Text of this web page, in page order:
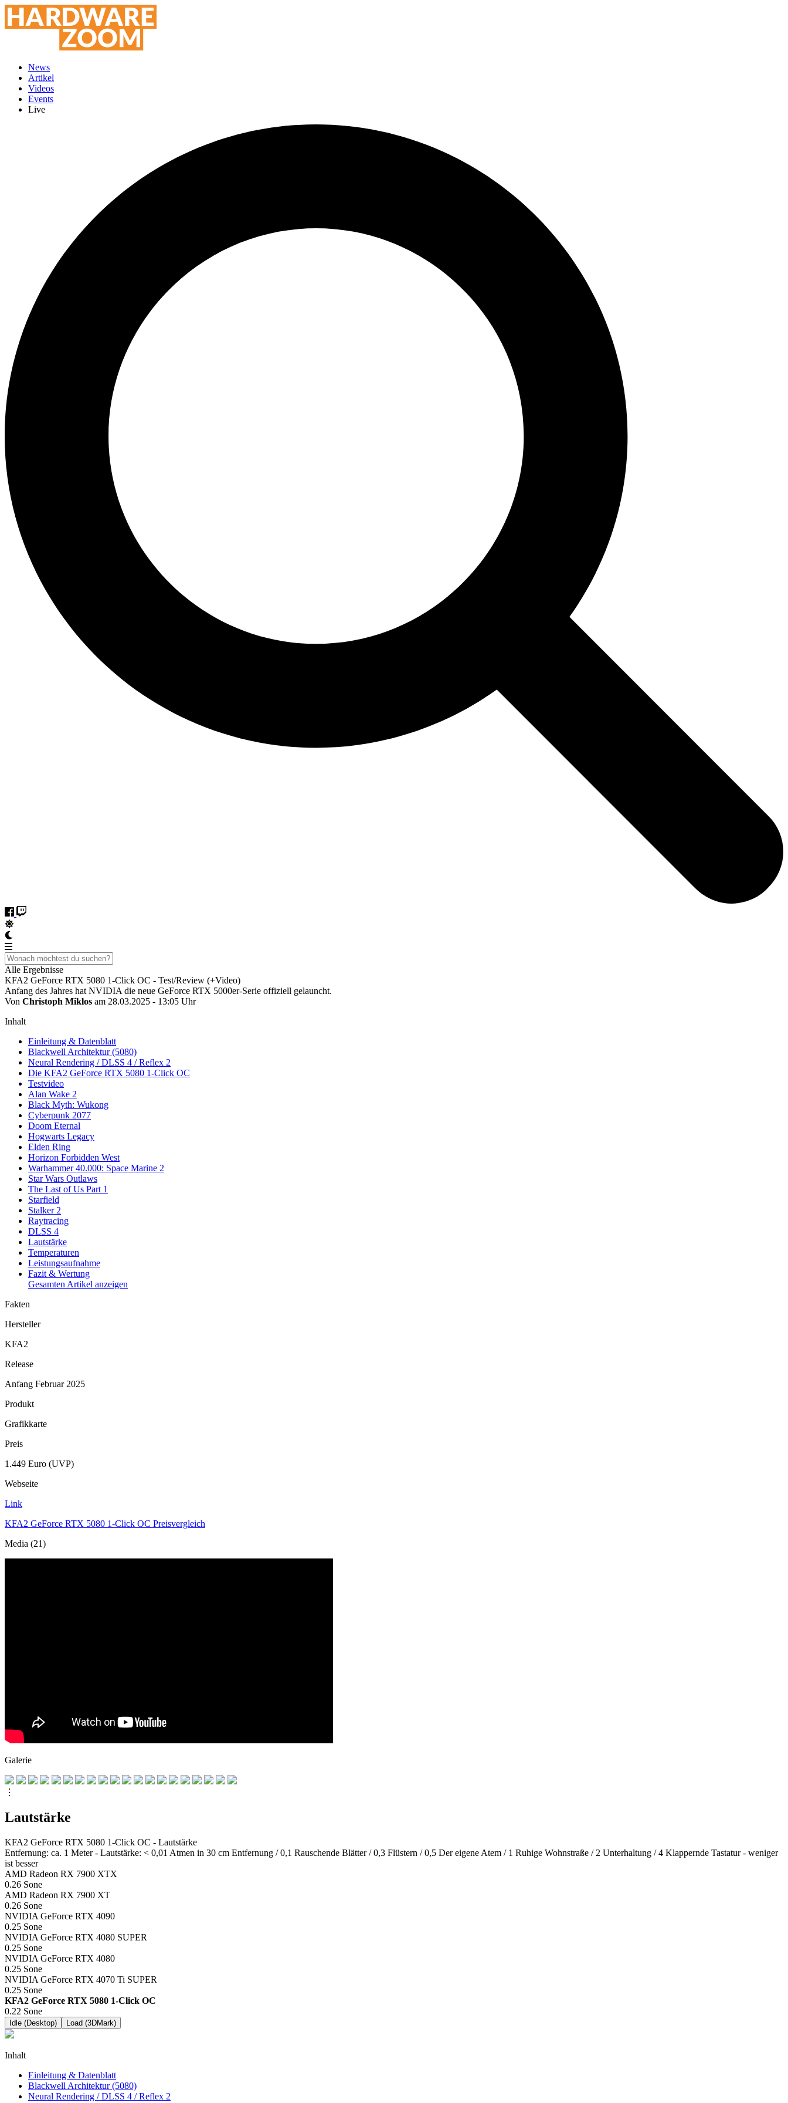
News
Artikel
Videos
Events
Live
Alle Ergebnisse
KFA2 GeForce RTX 5080 1-Click OC - Test/Review (+Video)
Anfang des Jahres hat NVIDIA die neue GeForce RTX 5000er-Serie offiziell gelauncht.
Von Christoph Miklos am 28.03.2025 - 13:05 Uhr
Inhalt
Einleitung & Datenblatt
Blackwell Architektur (5080)
Neural Rendering / DLSS 4 / Reflex 2
Die KFA2 GeForce RTX 5080 1-Click OC
Testvideo
Alan Wake 2
Black Myth: Wukong
Cyberpunk 2077
Doom Eternal
Hogwarts Legacy
Elden Ring
Horizon Forbidden West
Warhammer 40.000: Space Marine 2
Star Wars Outlaws
The Last of Us Part 1
Starfield
Stalker 2
Raytracing
DLSS 4
Lautstärke
Temperaturen
Leistungsaufnahme
Fazit & Wertung
Gesamten Artikel anzeigen
Fakten
Hersteller
KFA2
Release
Anfang Februar 2025
Produkt
Grafikkarte
Preis
1.449 Euro (UVP)
Webseite
Link
KFA2 GeForce RTX 5080 1-Click OC Preisvergleich
Media (21)
Galerie
⋮
Lautstärke
KFA2 GeForce RTX 5080 1-Click OC - Lautstärke
Entfernung: ca. 1 Meter - Lautstärke: < 0,01 Atmen in 30 cm Entfernung / 0,1 Rauschende Blätter / 0,3 Flüstern / 0,5 Der eigene Atem / 1 Ruhige Wohnstraße / 2 Unterhaltung / 4 Klappernde Tastatur - weniger
ist besser
AMD Radeon RX 7900 XTX
0.26 Sone
AMD Radeon RX 7900 XT
0.26 Sone
NVIDIA GeForce RTX 4090
0.25 Sone
NVIDIA GeForce RTX 4080 SUPER
0.25 Sone
NVIDIA GeForce RTX 4080
0.25 Sone
NVIDIA GeForce RTX 4070 Ti SUPER
0.25 Sone
KFA2 GeForce RTX 5080 1-Click OC
0.22 Sone
Idle (Desktop) Load (3DMark)
Inhalt
Einleitung & Datenblatt
Blackwell Architektur (5080)
Neural Rendering / DLSS 4 / Reflex 2